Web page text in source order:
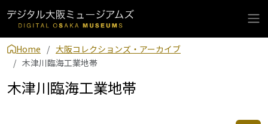
Home
大阪コレクションズ・アーカイブ
木津川臨海工業地帯
木津川臨海工業地帯